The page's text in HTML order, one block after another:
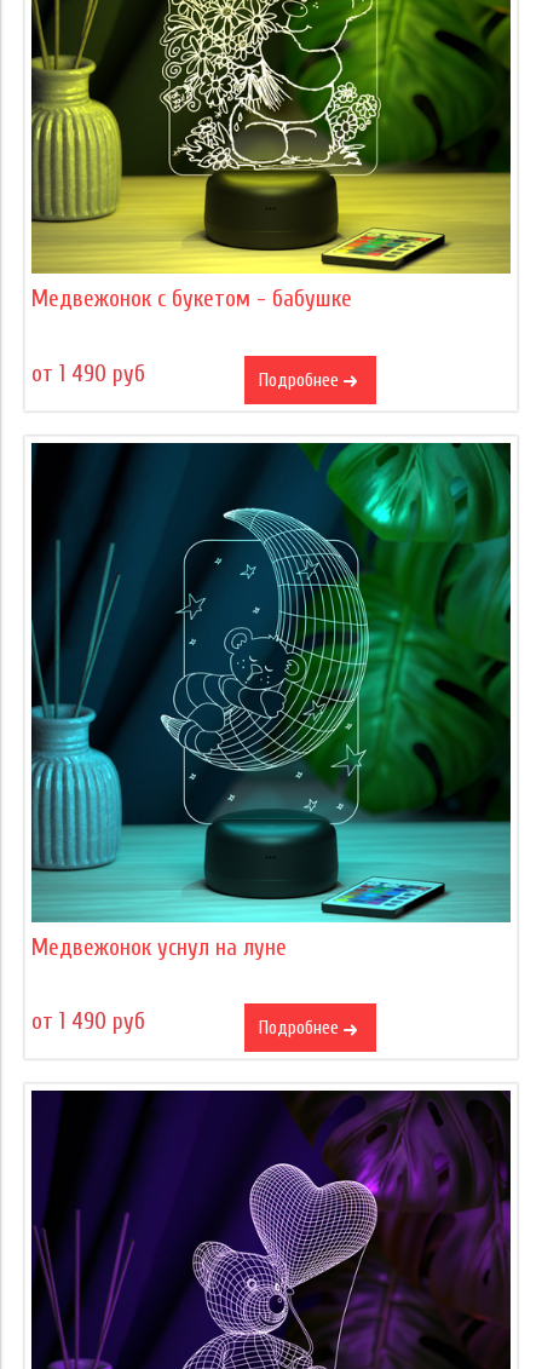
Медвежонок с букетом - бабушке
от 1 490 руб Подробнее
Медвежонок уснул на луне
от 1 490 руб Подробнее